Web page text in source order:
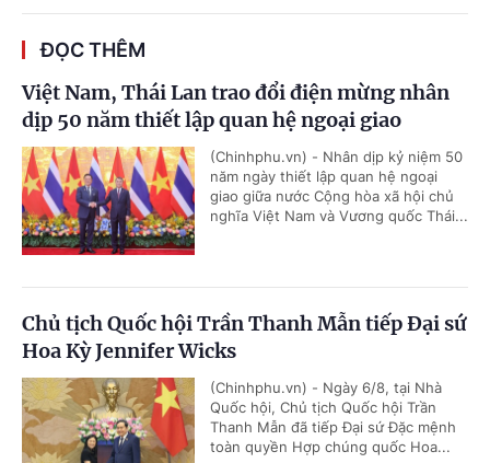
ĐỌC THÊM
Việt Nam, Thái Lan trao đổi điện mừng nhân
dịp 50 năm thiết lập quan hệ ngoại giao
(Chinhphu.vn) - Nhân dịp kỷ niệm 50
năm ngày thiết lập quan hệ ngoại
giao giữa nước Cộng hòa xã hội chủ
nghĩa Việt Nam và Vương quốc Thái...
Chủ tịch Quốc hội Trần Thanh Mẫn tiếp Đại sứ
Hoa Kỳ Jennifer Wicks
(Chinhphu.vn) - Ngày 6/8, tại Nhà
Quốc hội, Chủ tịch Quốc hội Trần
Thanh Mẫn đã tiếp Đại sứ Đặc mệnh
toàn quyền Hợp chúng quốc Hoa...